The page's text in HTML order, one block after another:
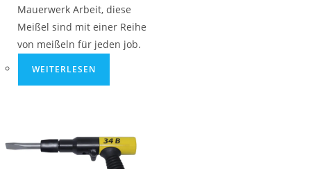
Mauerwerk Arbeit, diese
Meißel sind mit einer Reihe
von meißeln für jeden job.
WEITERLESEN